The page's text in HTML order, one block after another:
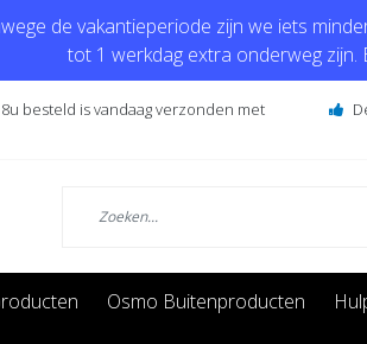
de vakantieperiode zijn we iets
tot 1 werkdag extra onderweg zijn.
besteld is vandaag verzonden met
Osmo Buitenproducten